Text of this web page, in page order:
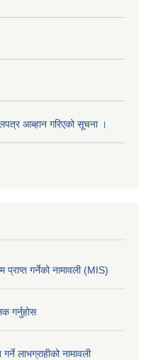
आब्हान गरिएको सूचना ।
गर्नेको नामावली (MIS)
गर्नुहोस
लाभग्राहीको नामावली